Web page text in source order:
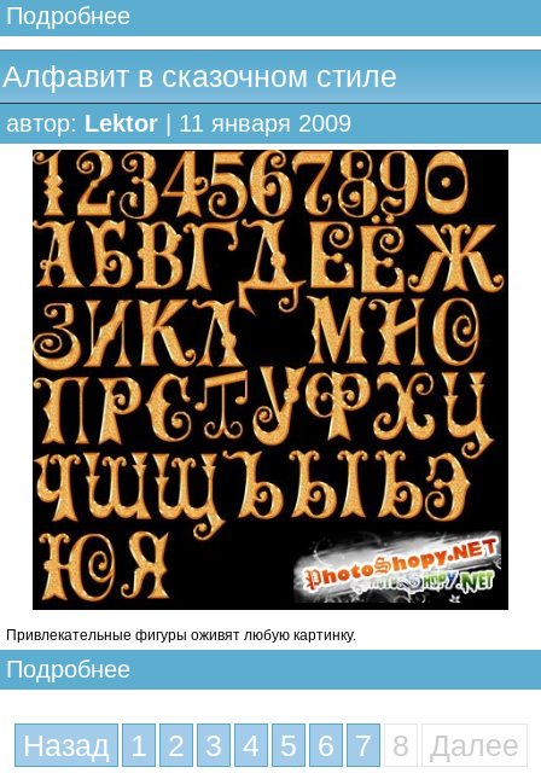
Подробнее
Алфавит в сказочном стиле
автор: Lektor | 11 января 2009
Привлекательные фигуры оживят любую картинку.
Подробнее
Назад 1 2 3 4 5 6 7 8 Далее